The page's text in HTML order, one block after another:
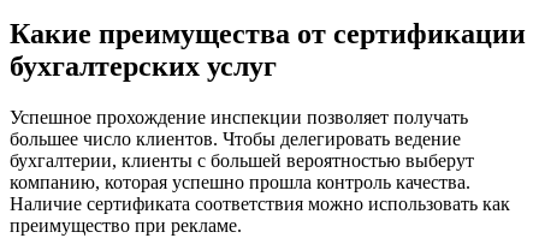
Какие преимущества от сертификации
бухгалтерских услуг
Успешное прохождение инспекции позволяет получать
большее число клиентов. Чтобы делегировать ведение
бухгалтерии, клиенты с большей вероятностью выберут
компанию, которая успешно прошла контроль качества.
Наличие сертификата соответствия можно использовать как
преимущество при рекламе.